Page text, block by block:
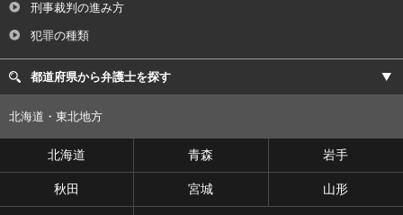
刑事裁判の進み方
犯罪の種類
都道府県から弁護士を探す
北海道・東北地方
北海道 青森 岩手
秋田 宮城 山形